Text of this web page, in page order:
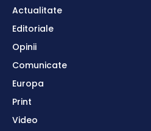
Actualitate
Editoriale
Opinii
Comunicate
Europa
Print
Video